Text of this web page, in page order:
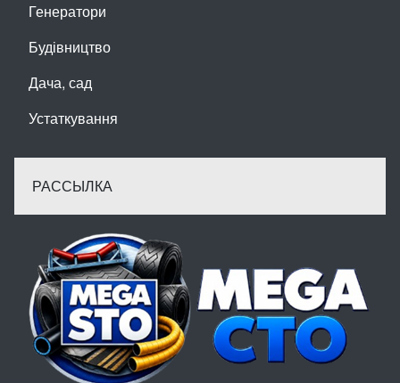
Генератори
Будівництво
Дача, сад
Устаткування
РАССЫЛКА